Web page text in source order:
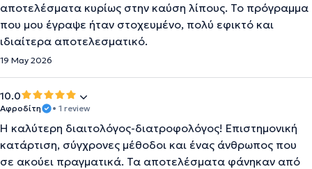
αποτελέσματα κυρίως στην καύση λίπους. Το πρόγραμμα
που μου έγραψε ήταν στοχευμένο, πολύ εφικτό και
ιδιαίτερα αποτελεσματικό.
19 May 2026
10.0
Αφροδίτη • 1 review
Η καλύτερη διαιτολόγος-διατροφολόγος! Επιστημονική
κατάρτιση, σύγχρονες μέθοδοι και ένας άνθρωπος που
σε ακούει πραγματικά. Τα αποτελέσματα φάνηκαν από